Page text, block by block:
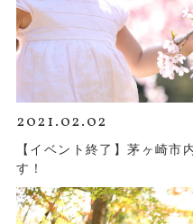
2021.02.02
【イベント終了】茅ヶ崎市
す！